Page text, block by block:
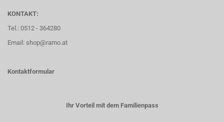
KONTAKT:
Tel.: 0512 - 364280
Email: shop@ramo.at
Kontaktformular
Ihr Vorteil mit dem Familienpass